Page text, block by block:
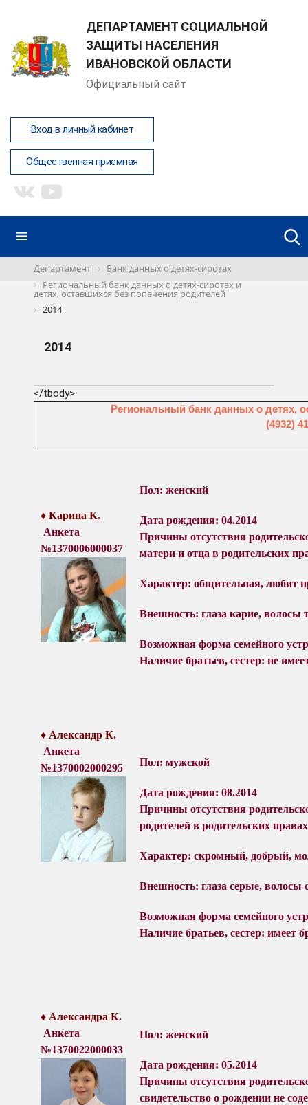
ДЕПАРТАМЕНТ СОЦИАЛЬНОЙ
ЗАЩИТЫ НАСЕЛЕНИЯ
ИВАНОВСКОЙ ОБЛАСТИ
Официальный сайт
Вход в личный кабинет
Общественная приемная
Департамент
Банк данных о детях-сиротах
Региональный банк данных о детях-сиротах и
детях, оставшихся без попечения родителей
2014
2014
</tbody>
Региональный банк данных о детях,
(4932)
♦ Карина К.
Анкета
№1370006000037
Пол: женский
Дата рождения: 04.2014
Причины отсутствия
матери и отца в родительских
Характер: общительная, любит
Внешность: глаза карие, волосы
Возможная форма семейного
Наличие братьев, сестер: не
♦ Александр К.
Анкета
№1370002000295
Пол: мужской
Дата рождения: 08.2014
Причины отсутствия
родителей в родительских правах
Характер: скромный, добрый,
Внешность: глаза серые, волосы
Возможная форма семейного
Наличие братьев, сестер: имеет
♦ Александра К.
Анкета
№1370022000033
Пол: женский
Дата рождения: 05.2014
Причины отсутствия
свидетельство о рождении не